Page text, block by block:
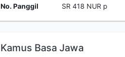
No. Panggil
SR 418 NUR p
Kamus Basa Jawa